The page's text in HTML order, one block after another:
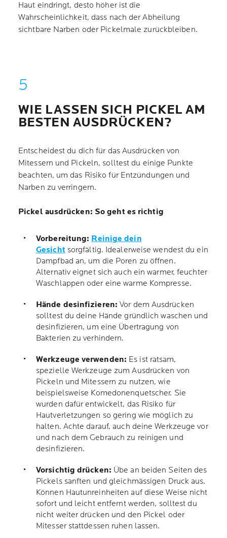
Haut eindringt, desto höher ist die
Wahrscheinlichkeit, dass nach der Abheilung
sichtbare Narben oder Pickelmale zurückbleiben.
WIE LASSEN SICH PICKEL AM
BESTEN AUSDRÜCKEN?
Entscheidest du dich für das Ausdrücken von
Mitessern und Pickeln, solltest du einige Punkte
beachten, um das Risiko für Entzündungen und
Narben zu verringern.
Pickel ausdrücken: So geht es richtig
Vorbereitung: Reinige dein
Gesicht sorgfältig. Idealerweise wendest du ein
Dampfbad an, um die Poren zu öffnen.
Alternativ eignet sich auch ein warmer, feuchter
Waschlappen oder eine warme Kompresse.
Hände desinfizieren: Vor dem Ausdrücken
solltest du deine Hände gründlich waschen und
desinfizieren, um eine Übertragung von
Bakterien zu verhindern.
Werkzeuge verwenden: Es ist ratsam,
spezielle Werkzeuge zum Ausdrücken von
Pickeln und Mitessern zu nutzen, wie
beispielsweise Komedonenquetscher. Sie
wurden dafür entwickelt, das Risiko für
Hautverletzungen so gering wie möglich zu
halten. Achte darauf, auch deine Werkzeuge vor
und nach dem Gebrauch zu reinigen und
desinfizieren.
Vorsichtig drücken: Übe an beiden Seiten des
Pickels sanften und gleichmässigen Druck aus.
Können Hautunreinheiten auf diese Weise nicht
sofort und leicht entfernt werden, solltest du
nicht weiter drücken und den Pickel oder
Mitesser stattdessen ruhen lassen.